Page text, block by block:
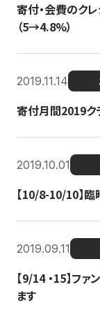
寄付・会費のク
（5→4.8%）
2019.11.14
寄付月間2019ク
2019.10.01
【10/8-10/10】
2019.09.11
【9/14 ・15】フ
ます